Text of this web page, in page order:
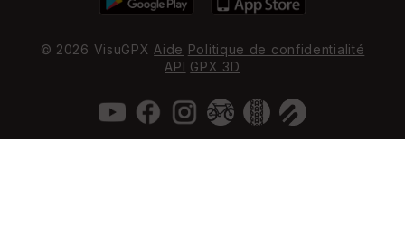
© 2026 VisuGPX Aide Politique de confidentialité
API GPX 3D